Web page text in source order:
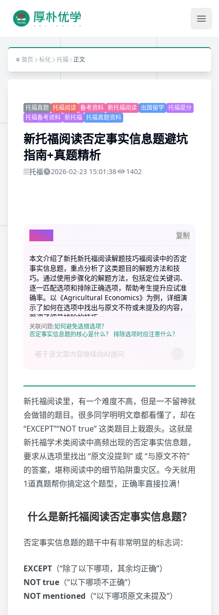
首页 标化 托福 正文
托福真题 托福阅读 备考资料 新托福阅读 出国留学 托福提分
托福备考资料 新托福 托福真题资料
​新托福阅读否定事实信息题避坑
指南+真题精析
托福 2026-02-23 15:01:38 1402
AI总结 复制
本文介绍了新托新托福阅读解题技巧福阅读中的否定
事实信息题，重点分析了这类题目的解题方法和技
巧。通过使用步骤化的解题方法，包括定位关键词、
逐一匹配选项和排除正确选项，帮助考生提升应试准
确率。以《Agricultural Economics》为例，详细演
示了如何在选项中找出与原文不符或未提及的内容，
强调了细节排除的技巧。
关联问题:如何避免选错选项？
否定事实信息题的核心是什么？ 排除选项时应注意什么？
新托福阅读里，有一个难度不高，但是一不留神就
会做错的题目。很多同学明明文章都看懂了，却在
“EXCEPT”“NOT true” 这类题目上栽跟头。这就是
新托福学术类阅读中高频出现的否定事实信息题，
要求从选项里找出 “原文没提到” 或 “与原文不符”
的答案，堪称阅读中的细节陷阱重灾区。今天就用
1道真题帮你搞定这个题型，正确率直接拉满！
什么是新托福阅读否定事实信息题？
否定事实信息题的题干中有非常明显的标志词：
EXCEPT （“除了以下哪项，其余均正确”）
NOT true （“以下哪项不正确”）
NOT mentioned （“以下哪项原文未提及”）